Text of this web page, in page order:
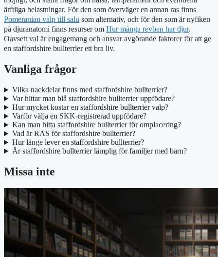
ärftliga belastningar. För den som överväger en annan ras finns
Pomeranian valp till salu som alternativ, och för den som är nyfiken
på djuranatomi finns resurser om Hur många revben har djur.
Oavsett val är engagemang och ansvar avgörande faktorer för att ge
en staffordshire bullterrier ett bra liv.
Vanliga frågor
Vilka nackdelar finns med staffordshire bullterrier?
Var hittar man blå staffordshire bullterrier uppfödare?
Hur mycket kostar en staffordshire bullterrier valp?
Varför välja en SKK-registrerad uppfödare?
Kan man hitta staffordshire bullterrier för omplacering?
Vad är RAS för staffordshire bullterrier?
Hur länge lever en staffordshire bullterrier?
Är staffordshire bullterrier lämplig för familjer med barn?
Missa inte